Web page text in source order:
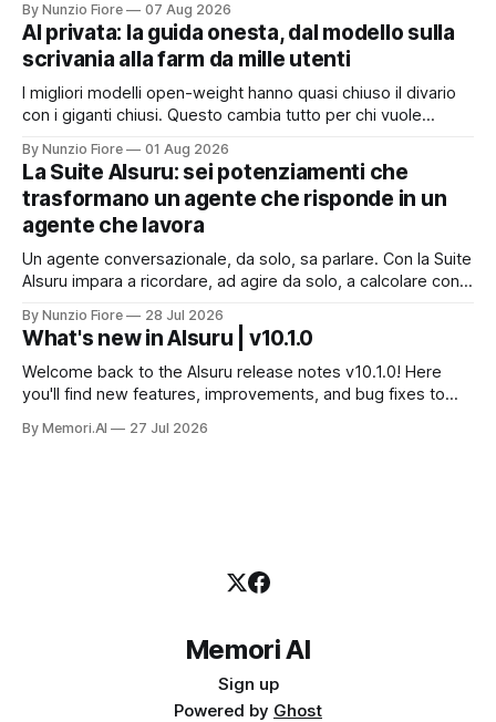
pezzo: sta nel catalogo intero e in quello che succede
quando i pezzi lavorano insieme. Stamattina alle 6, per
By Nunzio Fiore 07 Aug 2026
AI privata: la guida onesta, dal modello sulla
scrivania alla farm da mille utenti
I migliori modelli open-weight hanno quasi chiuso il divario
con i giganti chiusi. Questo cambia tutto per chi vuole
perimetro: sanità, finanza, PA, manifattura, chiunque abbia
dati che non possono uscire. Ma la narrazione racconta i
benchmark e tace su
By Nunzio Fiore 01 Aug 2026
La Suite AIsuru: sei potenziamenti che
trasformano un agente che risponde in un
agente che lavora
Un agente conversazionale, da solo, sa parlare. Con la Suite
AIsuru impara a ricordare, ad agire da solo, a calcolare con
servizio e a costruire la propria applicazione conversando.
Questo articolo racconta tutti e sei i connettori originali della
Suite, con
By Nunzio Fiore 28 Jul 2026
What's new in AIsuru | v10.1.0
Welcome back to the AIsuru release notes v10.1.0! Here
you'll find new features, improvements, and bug fixes to
FEATURES AND IMPROVEMENTS! New MCP Filters Finding
By Memori.AI 27 Jul 2026
Memori AI
Sign up
Powered by Ghost